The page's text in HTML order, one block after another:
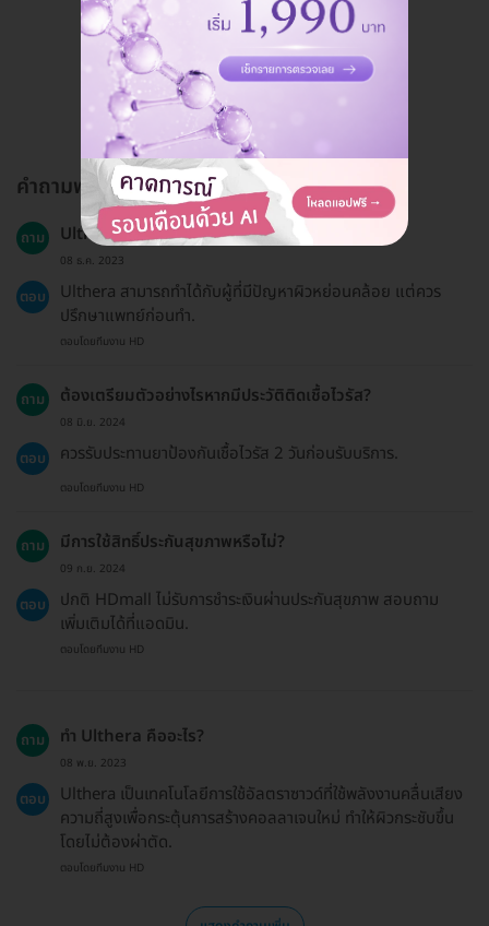
ดูรีวิวทั้งหมด
คำถามพบบ่อย
ถาม Ulthera เหมาะสำหรับทุกกลุ่มอายุหรือไม่?
08 ธ.ค. 2023
ตอบ
Ulthera สามารถทำได้กับผู้ที่มีปัญหาผิวหย่อนคล้อย แต่ควร
ปรึกษาแพทย์ก่อนทำ.
ตอบโดยทีมงาน HD
ถาม ต้องเตรียมตัวอย่างไรหากมีประวัติติดเชื้อไวรัส?
08 มิ.ย. 2024
ตอบ ควรรับประทานยาป้องกันเชื้อไวรัส 2 วันก่อนรับบริการ.
ตอบโดยทีมงาน HD
ถาม มีการใช้สิทธิ์ประกันสุขภาพหรือไม่?
09 ก.ย. 2024
ตอบ
ปกติ HDmall ไม่รับการชำระเงินผ่านประกันสุขภาพ สอบถาม
เพิ่มเติมได้ที่แอดมิน.
ตอบโดยทีมงาน HD
ถาม ทำ Ulthera คืออะไร?
08 พ.ย. 2023
ตอบ
Ulthera เป็นเทคโนโลยีการใช้อัลตราซาวด์ที่ใช้พลังงานคลื่นเสียง
ความถี่สูงเพื่อกระตุ้นการสร้างคอลลาเจนใหม่ ทำให้ผิวกระชับขึ้น
โดยไม่ต้องผ่าตัด.
ตอบโดยทีมงาน HD